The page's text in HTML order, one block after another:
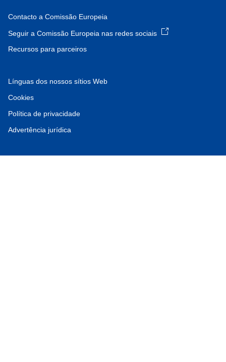
Contacto a Comissão Europeia
Seguir a Comissão Europeia nas redes sociais
Recursos para parceiros
Línguas dos nossos sítios Web
Cookies
Política de privacidade
Advertência jurídica